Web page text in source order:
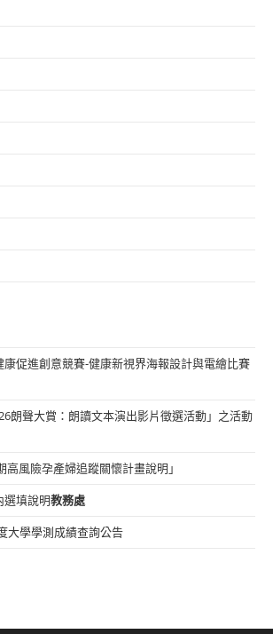
康促進創意競賽-健康新視界海報設計與電繪比賽
朗聲大賞：朗讀文本演出影片徵選活動」之活動
風險孕產婦追蹤關懷計畫說明」
選填說明教務處
大學學測成績查詢公告